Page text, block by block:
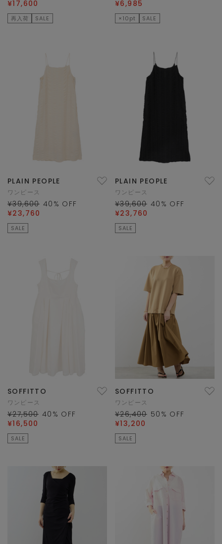
¥17,600
再入荷 SALE
¥6,985
×10pt SALE
PLAIN PEOPLE
ワンピース
¥39,600 40 % OFF
¥23,760
SALE
PLAIN PEOPLE
ワンピース
¥39,600 40 % OFF
¥23,760
SALE
SOFFITTO
ワンピース
¥27,500 40 % OFF
¥16,500
SALE
SOFFITTO
ワンピース
¥26,400 50 % OFF
¥13,200
SALE